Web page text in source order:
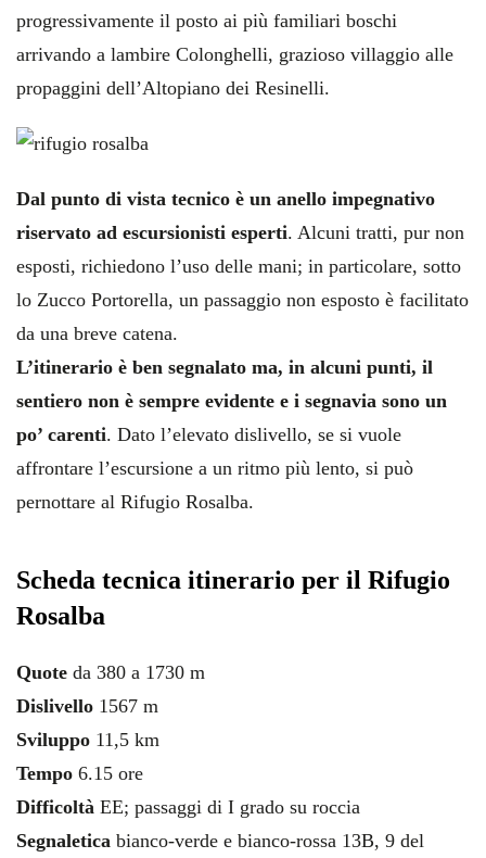
progressivamente il posto ai più familiari boschi
arrivando a lambire Colonghelli, grazioso villaggio alle
propaggini dell’Altopiano dei Resinelli.
Dal punto di vista tecnico è un anello impegnativo
riservato ad escursionisti esperti. Alcuni tratti, pur non
esposti, richiedono l’uso delle mani; in particolare, sotto
lo Zucco Portorella, un passaggio non esposto è facilitato
da una breve catena.
L’itinerario è ben segnalato ma, in alcuni punti, il
sentiero non è sempre evidente e i segnavia sono un
po’ carenti. Dato l’elevato dislivello, se si vuole
affrontare l’escursione a un ritmo più lento, si può
pernottare al Rifugio Rosalba.
Scheda tecnica itinerario per il Rifugio
Rosalba
Quote da 380 a 1730 m
Dislivello 1567 m
Sviluppo 11,5 km
Tempo 6.15 ore
Difficoltà EE; passaggi di I grado su roccia
Segnaletica bianco-verde e bianco-rossa 13B, 9 del